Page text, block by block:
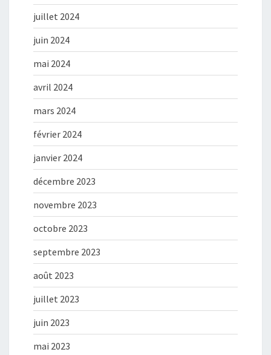
juillet 2024
juin 2024
mai 2024
avril 2024
mars 2024
février 2024
janvier 2024
décembre 2023
novembre 2023
octobre 2023
septembre 2023
août 2023
juillet 2023
juin 2023
mai 2023